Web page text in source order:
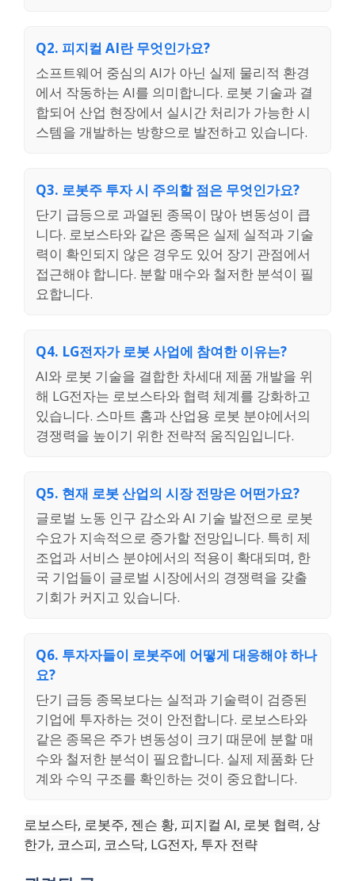
Q2. 피지컬 AI란 무엇인가요?
소프트웨어 중심의 AI가 아닌 실제 물리적 환경
에서 작동하는 AI를 의미합니다. 로봇 기술과 결
합되어 산업 현장에서 실시간 처리가 가능한 시
스템을 개발하는 방향으로 발전하고 있습니다.
Q3. 로봇주 투자 시 주의할 점은 무엇인가요?
단기 급등으로 과열된 종목이 많아 변동성이 큽
니다. 로보스타와 같은 종목은 실제 실적과 기술
력이 확인되지 않은 경우도 있어 장기 관점에서
접근해야 합니다. 분할 매수와 철저한 분석이 필
요합니다.
Q4. LG전자가 로봇 사업에 참여한 이유는?
AI와 로봇 기술을 결합한 차세대 제품 개발을 위
해 LG전자는 로보스타와 협력 체계를 강화하고
있습니다. 스마트 홈과 산업용 로봇 분야에서의
경쟁력을 높이기 위한 전략적 움직임입니다.
Q5. 현재 로봇 산업의 시장 전망은 어떤가요?
글로벌 노동 인구 감소와 AI 기술 발전으로 로봇
수요가 지속적으로 증가할 전망입니다. 특히 제
조업과 서비스 분야에서의 적용이 확대되며, 한
국 기업들이 글로벌 시장에서의 경쟁력을 갖출
기회가 커지고 있습니다.
Q6. 투자자들이 로봇주에 어떻게 대응해야 하나
요?
단기 급등 종목보다는 실적과 기술력이 검증된
기업에 투자하는 것이 안전합니다. 로보스타와
같은 종목은 주가 변동성이 크기 때문에 분할 매
수와 철저한 분석이 필요합니다. 실제 제품화 단
계와 수익 구조를 확인하는 것이 중요합니다.
로보스타, 로봇주, 젠슨 황, 피지컬 AI, 로봇 협력, 상
한가, 코스피, 코스닥, LG전자, 투자 전략